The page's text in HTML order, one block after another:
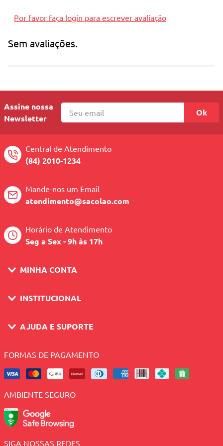
Por favor faça login para escrever avaliação
Sem avaliações.
Assine nossa
Newsletter
Ok
Central de Atendimento
(84) 2010-1234
Mande-nos um Email
atendimento@sacolao.com
Horário de Atendimento
Seg a Sex - 9h às 17h
MINHA CONTA
INSTITUCIONAL
AJUDA E SUPORTE
FORMAS DE PAGAMENTO
AMBIENTE SEGURO
SIGA NOSSAS REDES